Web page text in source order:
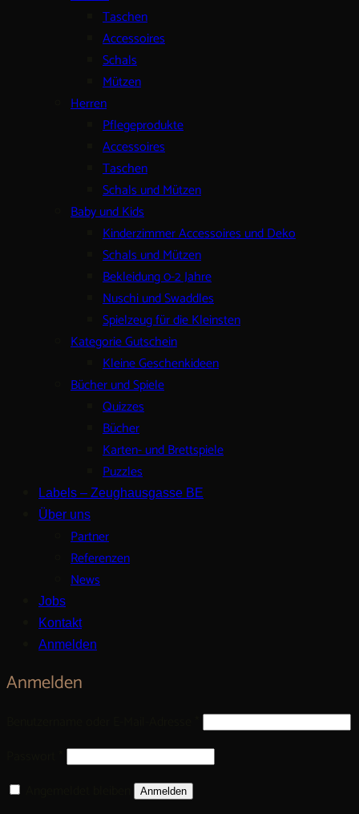
Taschen
Accessoires
Schals
Mützen
Herren
Pflegeprodukte
Accessoires
Taschen
Schals und Mützen
Baby und Kids
Kinderzimmer Accessoires und Deko
Schals und Mützen
Bekleidung 0-2 Jahre
Nuschi und Swaddles
Spielzeug für die Kleinsten
Kategorie Gutschein
Kleine Geschenkideen
Bücher und Spiele
Quizzes
Bücher
Karten- und Brettspiele
Puzzles
Labels – Zeughausgasse BE
Über uns
Partner
Referenzen
News
Jobs
Kontakt
Anmelden
Anmelden
Erforderlich
Erforderlich
Anmelden